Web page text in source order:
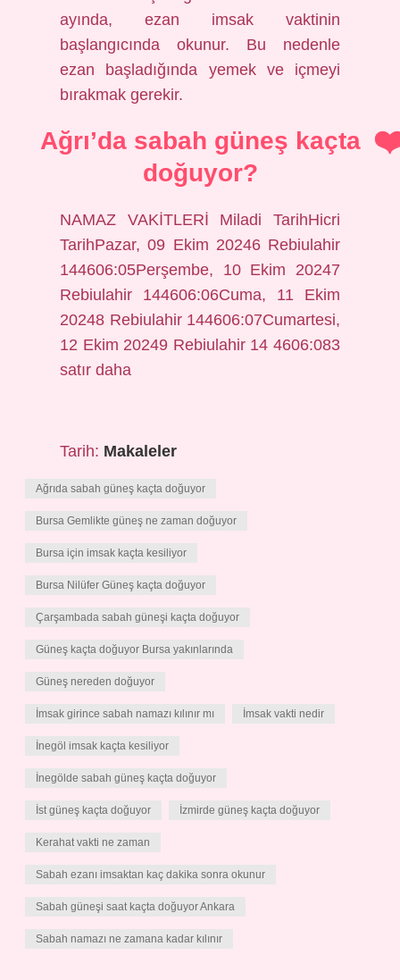
ayında, ezan imsak vaktinin
başlangıcında okunur. Bu nedenle
ezan başladığında yemek ve içmeyi
bırakmak gerekir.
Ağrı’da sabah güneş kaçta
doğuyor?
NAMAZ VAKİTLERİ Miladi TarihHicri
TarihPazar, 09 Ekim 20246 Rebiulahir
144606:05Perşembe, 10 Ekim 20247
Rebiulahir 144606:06Cuma, 11 Ekim
20248 Rebiulahir 144606:07Cumartesi,
12 Ekim 20249 Rebiulahir 14 4606:083
satır daha
Tarih: Makaleler
Ağrıda sabah güneş kaçta doğuyor
Bursa Gemlikte güneş ne zaman doğuyor
Bursa için imsak kaçta kesiliyor
Bursa Nilüfer Güneş kaçta doğuyor
Çarşambada sabah güneşi kaçta doğuyor
Güneş kaçta doğuyor Bursa yakınlarında
Güneş nereden doğuyor
İmsak girince sabah namazı kılınır mı İmsak vakti nedir
İnegöl imsak kaçta kesiliyor
İnegölde sabah güneş kaçta doğuyor
İst güneş kaçta doğuyor İzmirde güneş kaçta doğuyor
Kerahat vakti ne zaman
Sabah ezanı imsaktan kaç dakika sonra okunur
Sabah güneşi saat kaçta doğuyor Ankara
Sabah namazı ne zamana kadar kılınır